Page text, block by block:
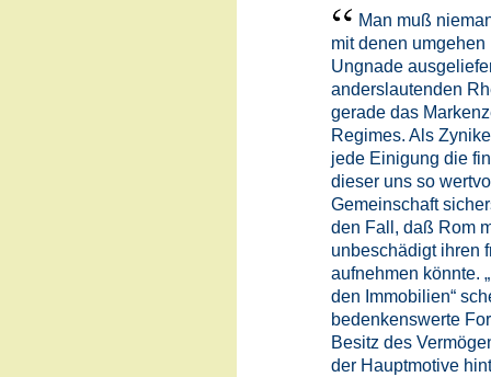
Man muß
mit denen
Ungnade
anderslautenden
gerade das
Regimes. Als
jede Einigung die
dieser uns so
Gemeinschaft
den Fall, daß Rom
unbeschädigt ihren
aufnehmen könnte.
den Immobilien“
bedenkenswerte
Besitz des
der Hauptmotive